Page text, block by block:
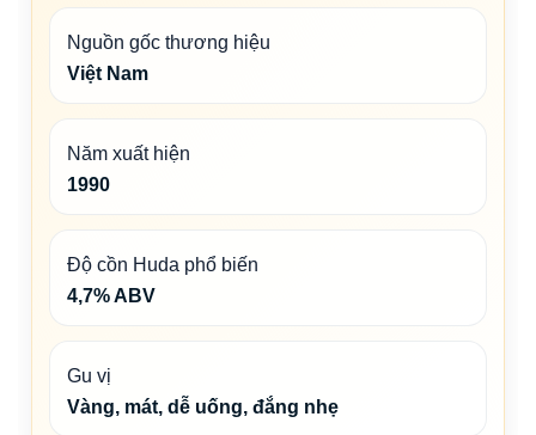
Nguồn gốc thương hiệu
Việt Nam
Năm xuất hiện
1990
Độ cồn Huda phổ biến
4,7% ABV
Gu vị
Vàng, mát, dễ uống, đắng nhẹ